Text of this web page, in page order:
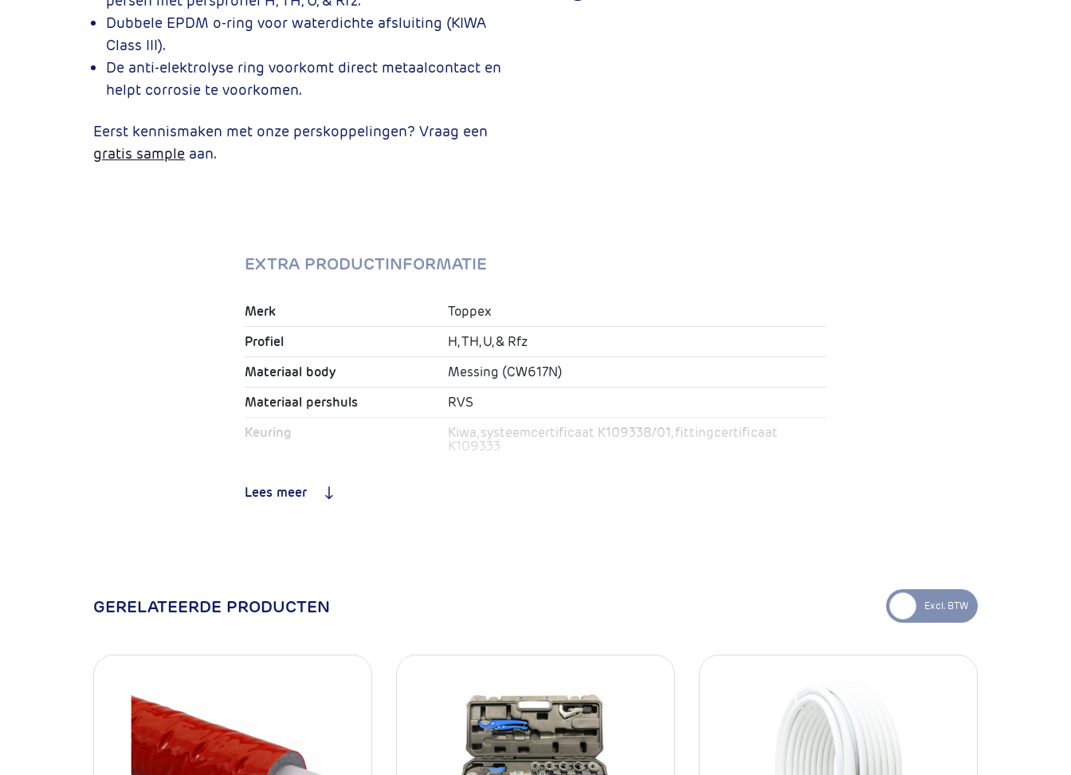
Dubbele EPDM o-ring voor waterdichte afsluiting (KIWA
Class III).
De anti-elektrolyse ring voorkomt direct metaalcontact en
helpt corrosie te voorkomen.
Eerst kennismaken met onze perskoppelingen? Vraag een
gratis sample aan.
EXTRA PRODUCTINFORMATIE
Merk
Toppex
Profiel
H, TH, U, & Rfz
Materiaal body
Messing (CW617N)
Materiaal pershuls
RVS
Keuring
Kiwa, systeemcertificaat K109338/01, fittingcertificaat
K109333
Max. Temperatuur
Levensduur bij normaal
50 jaar
Artikelnummer
16.100.0002
Lees meer
GERELATEERDE PRODUCTEN